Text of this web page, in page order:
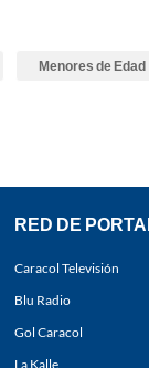
Menores de Edad
RED DE
Caracol Televisión
Blu Radio
Gol Caracol
La Kalle